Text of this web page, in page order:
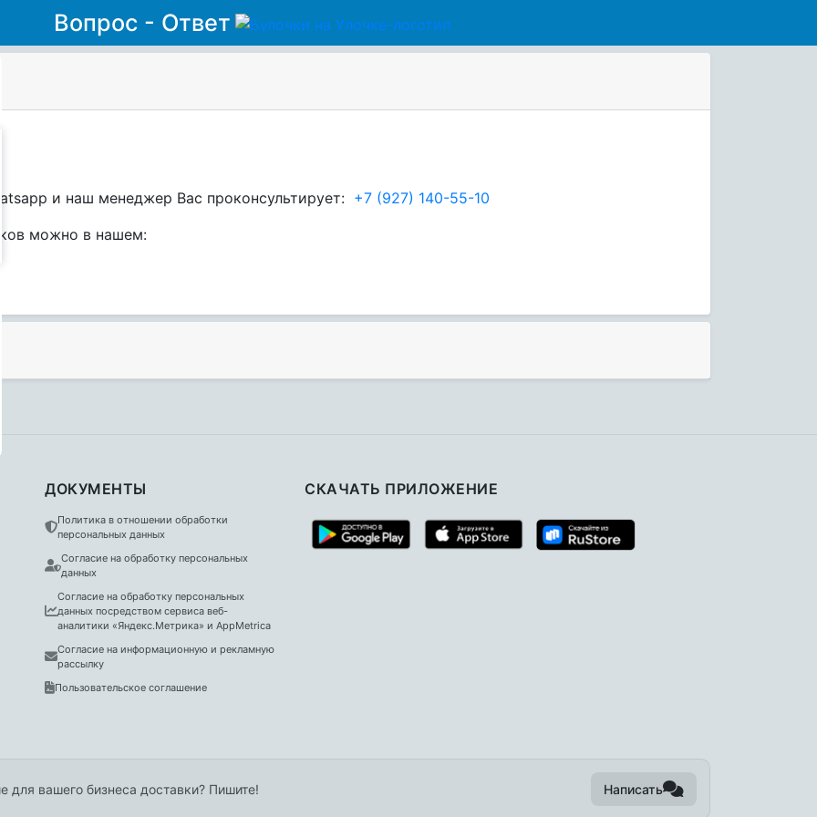
Вопрос - Ответ
и наш менеджер Вас проконсультирует: +7 (927) 140-55-10
можно в нашем:
ДОКУМЕНТЫ
Политика в отношении обработки
персональных данных
Согласие на обработку персональных
данных
Согласие на обработку персональных
данных посредством сервиса веб-
аналитики «Яндекс.Метрика» и AppMetrica
Согласие на информационную и рекламную
рассылку
Пользовательское соглашение
СКАЧАТЬ ПРИЛОЖЕНИЕ
для вашего бизнеса доставки? Пишите! Написать